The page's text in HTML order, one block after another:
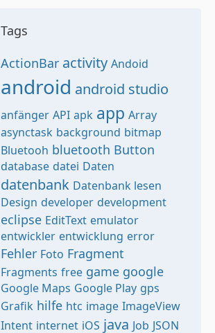
Tags
ActionBar activity Andoid
android android studio
anfänger API apk app Array
asynctask background bitmap
Bluetooh bluetooth Button
database datei Daten
datenbank Datenbank lesen
Design developer development
eclipse EditText emulator
entwickler entwicklung error
Fehler Foto Fragment
Fragments free game google
Google Maps Google Play gps
Grafik hilfe htc image ImageView
Intent internet iOS java Job JSON